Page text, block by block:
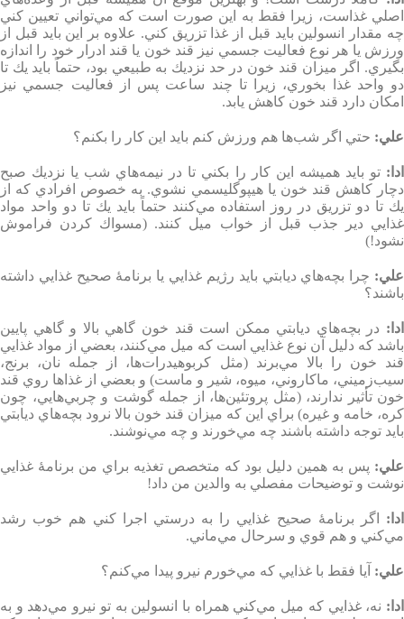
اصلي غذاست، زيرا فقط به اين صورت است كه مي‌تواني تعيين كني
چه مقدار انسولين بايد قبل از غذا تزريق كني. علاوه بر اين بايد قبل از
ورزش يا هر نوع فعاليت جسمي نيز قند خون يا قند ادرار خود را اندازه
بگيري. اگر ميزان قند خون در حد نزديك به طبيعي بود،‌ حتماً بايد يك تا
دو واحد غذا بخوري، زيرا تا چند ساعت پس از فعاليت جسمي نيز
امكان دارد قند خون كاهش يابد.
علي: حتي اگر شب‌ها هم ورزش كنم بايد اين كار را بكنم؟
ادا :تو بايد هميشه اين كار را بكني تا در نيمه‌هاي شب يا نزديك صبح
دچار كاهش قند خون يا هيپوگليسمي نشوي. به خصوص افرادي كه از
يك تا دو تزريق در روز استفاده مي‌كنند حتماً بايد يك تا دو واحد مواد
غذايي دير جذب قبل از خواب ميل كنند. (مسواك كردن فراموش
نشود!)
علي: چرا بچه‌هاي ديابتي بايد رژيم غذايي يا برنامۀ صحيح غذايي داشته
باشند؟
ادا : در بچه‌هاي ديابتي ممكن است قند خون گاهي بالا و گاهي پايين
باشد كه دليل آن نوع غذايي است كه ميل مي‌كنند،‌ بعضي از مواد غذايي
قند خون را بالا مي‌برند (مثل كربوهيدرات‌ها، از جمله نان، برنج،
سيب‌زميني، ماكاروني، ميوه، شير و ماست) و بعضي از غذاها روي قند
خون تأثير ندارند، (مثل پروتئين‌ها، از جمله گوشت و چربي‌هايي، چون
كره، خامه و غيره) براي اين كه ميزان قند خون بالا نرود بچه‌هاي ديابتي
بايد توجه داشته باشند چه مي‌خورند و چه مي‌نوشند.
علي: پس به همين دليل بود كه متخصص تغذيه براي من برنامۀ غذايي
نوشت و توضيحات مفصلي به والدين من داد!
ادا :
اگر برنامۀ صحيح غذايي را به درستي اجرا كني هم خوب رشد
مي‌كني و هم قوي و سرحال مي‌ماني.
علي: آيا فقط با غذايي كه مي‌خورم نيرو پيدا مي‌كنم؟
ادا : نه، غذايي كه ميل مي‌كني همراه با انسولين به تو نيرو مي‌دهد و به